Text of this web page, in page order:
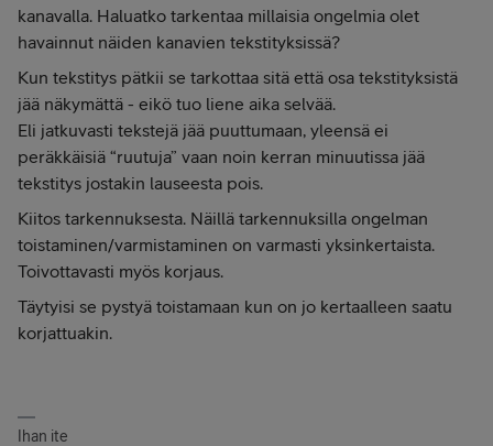
kanavalla. Haluatko tarkentaa millaisia ongelmia olet
havainnut näiden kanavien tekstityksissä?
Kun tekstitys pätkii se tarkottaa sitä että osa tekstityksistä
jää näkymättä - eikö tuo liene aika selvää.
Eli jatkuvasti tekstejä jää puuttumaan, yleensä ei
peräkkäisiä “ruutuja” vaan noin kerran minuutissa jää
tekstitys jostakin lauseesta pois.
Kiitos tarkennuksesta. Näillä tarkennuksilla ongelman
toistaminen/varmistaminen on varmasti yksinkertaista.
Toivottavasti myös korjaus.
Täytyisi se pystyä toistamaan kun on jo kertaalleen saatu
korjattuakin.
Ihan ite